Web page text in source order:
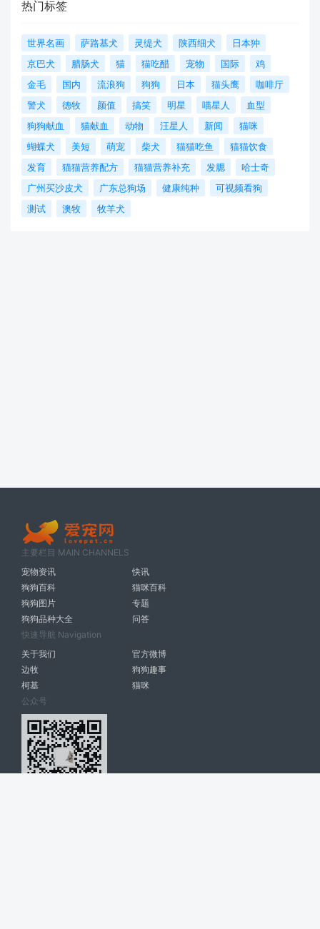
热门标签
世界名画 萨路基犬 灵缇犬 陕西细犬
日本狆
京巴犬
腊肠犬 猫 猫吃醋 宠物 国际
鸡
金毛
国内 流浪狗 狗狗 日本 猫头鹰
咖啡厅
警犬
德牧 颜值 搞笑 明星 喵星人
血型
狗狗献血
猫献血 动物 汪星人 新闻
猫咪
蝴蝶犬
美短 萌宠 柴犬 猫猫吃鱼
猫猫饮食
发育
猫猫营养配方 猫猫营养补充 发腮
哈士奇
广州买沙皮犬
广东总狗场 健康纯种
可视频看狗
测试
澳牧 牧羊犬
主要栏目 MAIN CHANNELS
宠物资讯
快讯
狗狗百科
猫咪百科
狗狗图片
专题
狗狗品种大全
问答
快速导航 Navigation
关于我们
官方微博
边牧
狗狗趣事
柯基
猫咪
公众号